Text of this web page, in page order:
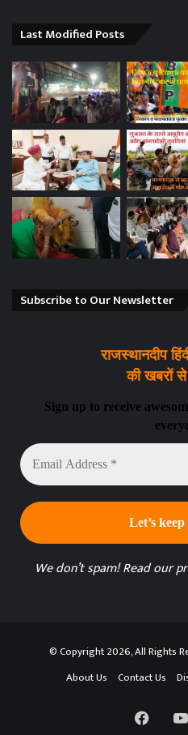
Last Modified Posts
Subscribe to Our Newsletter
राजस्थानदीप
की खबरों
Sign up to receive
Email
Address
*
We don’t spam! Read our
© Copyright 2026, All Rights
About Us
Contact Us